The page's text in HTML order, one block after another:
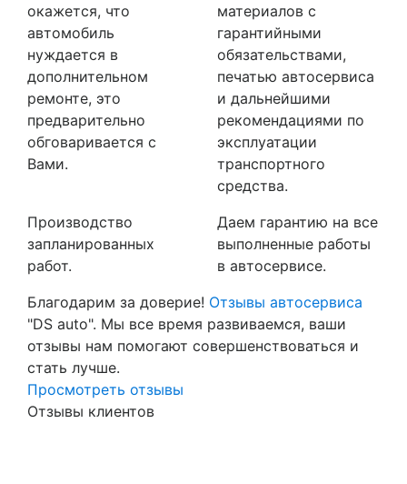
окажется, что
автомобиль
нуждается в
дополнительном
ремонте, это
предварительно
обговаривается с
Вами.
материалов с
гарантийными
обязательствами,
печатью автосервиса
и дальнейшими
рекомендациями по
эксплуатации
транспортного
средства.
Производство
запланированных
работ.
Даем гарантию на все
выполненные работы
в автосервисе.
Благодарим за доверие! Отзывы автосервиса
"DS auto". Мы все время развиваемся, ваши
отзывы нам помогают совершенствоваться и
стать лучше.
Просмотреть отзывы
Отзывы клиентов